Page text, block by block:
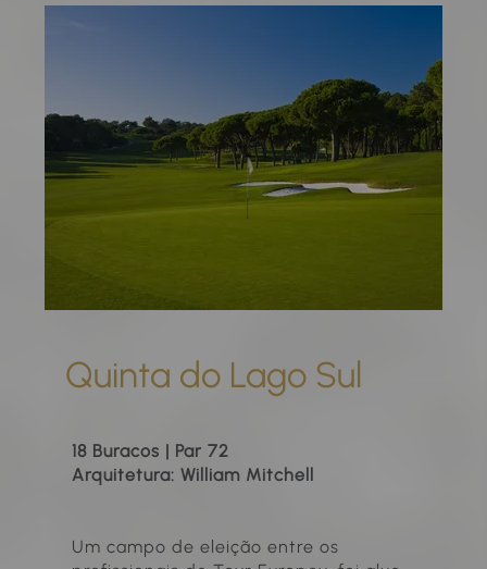
Quinta do Lago Sul
18 Buracos | Par 72
Arquitetura: William Mitchell
Um campo de eleição entre os